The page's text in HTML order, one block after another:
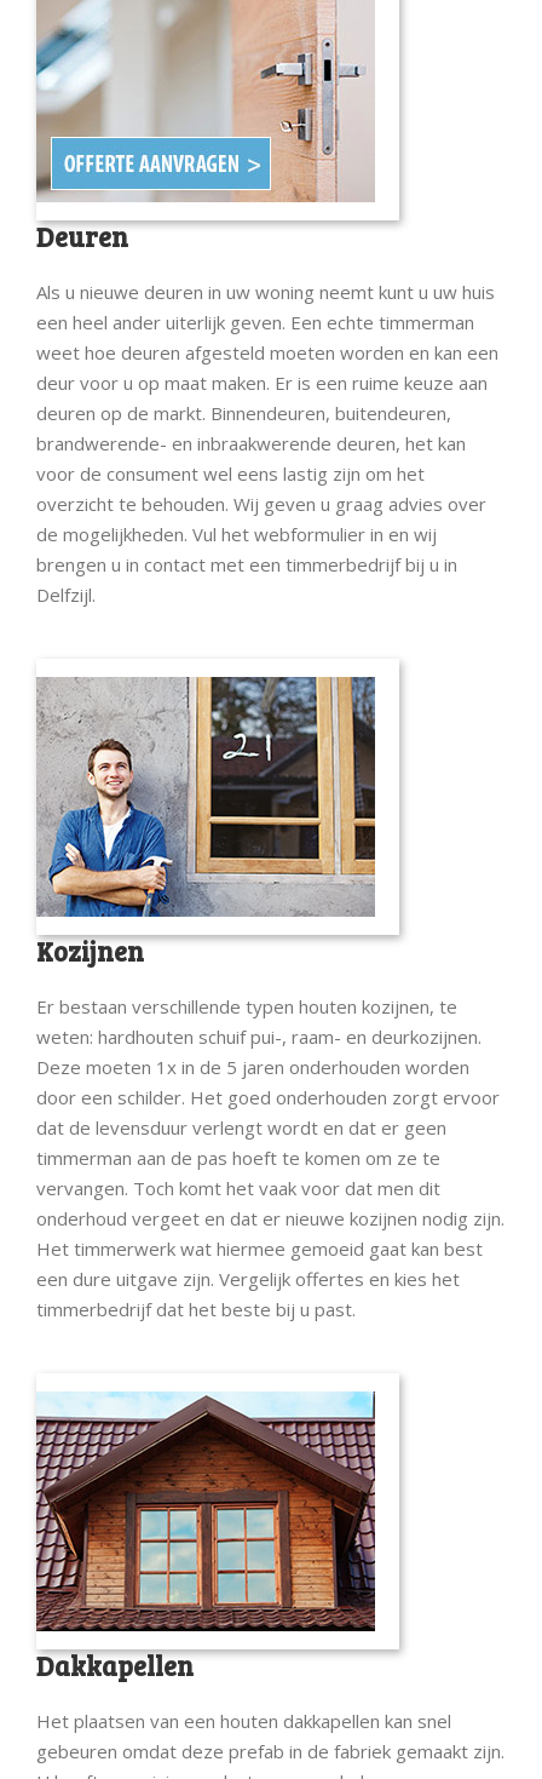
Deuren
Als u nieuwe deuren in uw woning neemt kunt u uw huis
een heel ander uiterlijk geven. Een echte timmerman
weet hoe deuren afgesteld moeten worden en kan een
deur voor u op maat maken. Er is een ruime keuze aan
deuren op de markt. Binnendeuren, buitendeuren,
brandwerende- en inbraakwerende deuren, het kan
voor de consument wel eens lastig zijn om het
overzicht te behouden. Wij geven u graag advies over
de mogelijkheden. Vul het webformulier in en wij
brengen u in contact met een timmerbedrijf bij u in
Delfzijl.
Kozijnen
Er bestaan verschillende typen houten kozijnen, te
weten: hardhouten schuif pui-, raam- en deurkozijnen.
Deze moeten 1x in de 5 jaren onderhouden worden
door een schilder. Het goed onderhouden zorgt ervoor
dat de levensduur verlengt wordt en dat er geen
timmerman aan de pas hoeft te komen om ze te
vervangen. Toch komt het vaak voor dat men dit
onderhoud vergeet en dat er nieuwe kozijnen nodig zijn.
Het timmerwerk wat hiermee gemoeid gaat kan best
een dure uitgave zijn. Vergelijk offertes en kies het
timmerbedrijf dat het beste bij u past.
Dakkapellen
Het plaatsen van een houten dakkapellen kan snel
gebeuren omdat deze prefab in de fabriek gemaakt zijn.